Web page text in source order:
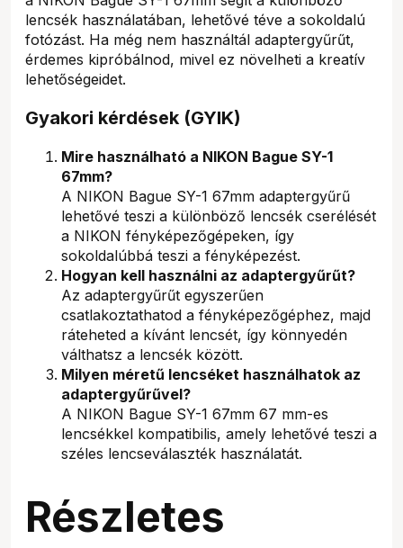
lencsék használatában, lehetővé téve a sokoldalú
fotózást. Ha még nem használtál adaptergyűrűt,
érdemes kipróbálnod, mivel ez növelheti a kreatív
lehetőségeidet.
Gyakori kérdések (GYIK)
Mire használható a NIKON Bague SY-1
67mm?
A NIKON Bague SY-1 67mm adaptergyűrű
lehetővé teszi a különböző lencsék cserélését
a NIKON fényképezőgépeken, így
sokoldalúbbá teszi a fényképezést.
Hogyan kell használni az adaptergyűrűt?
Az adaptergyűrűt egyszerűen
csatlakoztathatod a fényképezőgéphez, majd
ráteheted a kívánt lencsét, így könnyedén
válthatsz a lencsék között.
Milyen méretű lencséket használhatok az
adaptergyűrűvel?
A NIKON Bague SY-1 67mm 67 mm-es
lencsékkel kompatibilis, amely lehetővé teszi a
széles lencseválaszték használatát.
Részletes